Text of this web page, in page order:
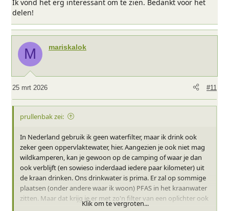
Ik vond het erg interessant om te zien. Bedankt voor het
delen!
M mariskalok
25 mrt 2026 #11
prullenbak zei:
In Nederland gebruik ik geen waterfilter, maar ik drink ook
zeker geen oppervlaktewater, hier. Aangezien je ook niet mag
wildkamperen, kan je gewoon op de camping of waar je dan
ook verblijft (en sowieso inderdaad iedere paar kilometer) uit
de kraan drinken. Ons drinkwater is prima. Er zal op sommige
plaatsen (onder andere waar ik woon) PFAS in het kraanwater
zitten. Maar dat krijg je er met zo'n filter van een oplichter ook
niet uit. Was het maar zo'n feest.
Klik om te vergroten...